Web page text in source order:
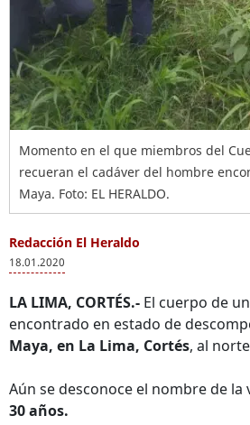
Momento en el que miembros del
recueran el cadáver del hombre
Maya. Foto: EL HERALDO.
Redacción El Heraldo
18.01.2020
LA LIMA, CORTÉS.- El cuerpo de
encontrado en estado de
Maya, en La Lima, Cortés, al
Aún se desconoce el nombre de la
30 años.